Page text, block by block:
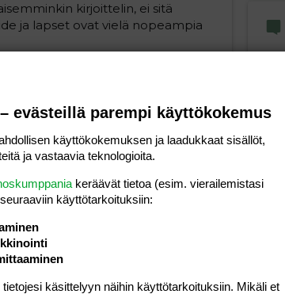
kirjoittelin, ei sitä
ja lapset ovat vielä nopeampia
kotiin lähtemään kun siellä
evästeillä parempi käyttökokemus
käyttökokemuksen ja laadukkaat sisällöt,
ja vastaavia teknologioita.
keräävät tietoa (esim. vierailemis­tasi
käyttötarkoituksiin:
käsittelyyn näihin käyttötarkoituksiin. Mikäli et